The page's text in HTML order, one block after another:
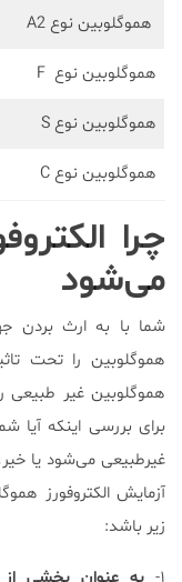
هموگلوبین نوع A2
هموگلوبین نوع F
هموگلوبین نوع S
هموگلوبین نوع C
چرا
می‌شود
شما با به ارث
هموگلوبین را تحت
هموگلوبین غیر طبیعی
برای بررسی اینکه آیا
غیرطبیعی می‌شود یا
آزمایش الکتروفورز
زیر باشد: